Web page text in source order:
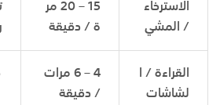
الاسترخاء
/ المشي
15 – 20 مر
ة / دقيقة
القراءة / ا
لشاشات
4 – 6 مرات
/ دقيقة